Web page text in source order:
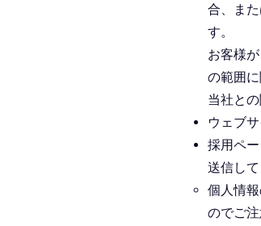
合、ま
す。
お客様
の範囲
当社と
ウェブ
採用ペ
送信して
個人情
のでご